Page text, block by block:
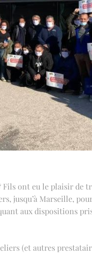
Fils ont eu le plaisir de
jusqu’à Marseille,
aux dispositions
(et autres